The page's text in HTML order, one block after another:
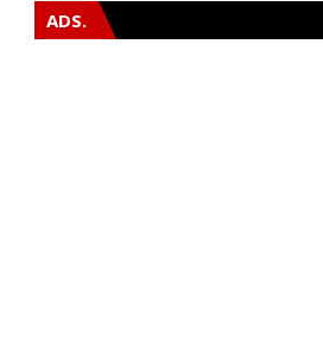
ADS.